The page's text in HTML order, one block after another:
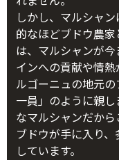
しかし、マルシャ
的なほどブドウ農
は、マルシャンが
インへの貢献や情
ルゴーニュの地元
一員」のように親
なマルシャンだか
ブドウが手に入り
しています。